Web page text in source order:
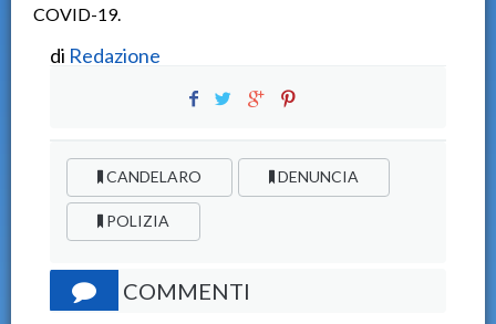
COVID-19.
di Redazione
CANDELARO DENUNCIA
POLIZIA
COMMENTI